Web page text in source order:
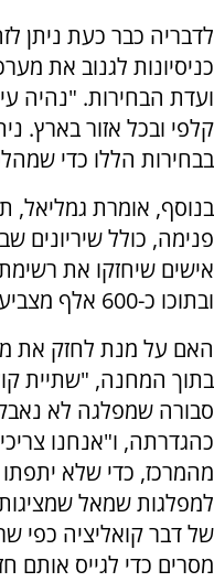
לדבריה כבר כעת ניתן
כניסיונות לגנוב את
ועדת הבחירות. "נהיה
קלפי ובכל אזור בארץ.
בבחירות הללו כדי
בנוסף, אומרת גמליאל,
פנימה, כולל
אישים שיחזקו את
ובתוכו כ-600 אלף מצביעים חדשים וצעירים.
האם על מנת לחזק את
בתוך המחנה, "שתיית
סבורה שמפלגה לא
כהגדרתה, ו"אנחנו
מהמרכז, כדי שלא
למפלגות שמאל שמציגות
של דבר קואליציה כפי
מסרים כדי לגייס אותם